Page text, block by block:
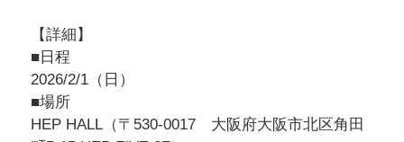
【詳細】
■日程
2026/2/1（日）
■場所
HEP HALL（〒530-0017 大阪府大阪市北区角田